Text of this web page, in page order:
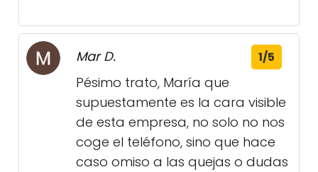
Mar D. 1/5
Pésimo trato, María que
supuestamente es la cara visible
de esta empresa, no solo no nos
coge el teléfono, sino que hace
caso omiso a las quejas o dudas